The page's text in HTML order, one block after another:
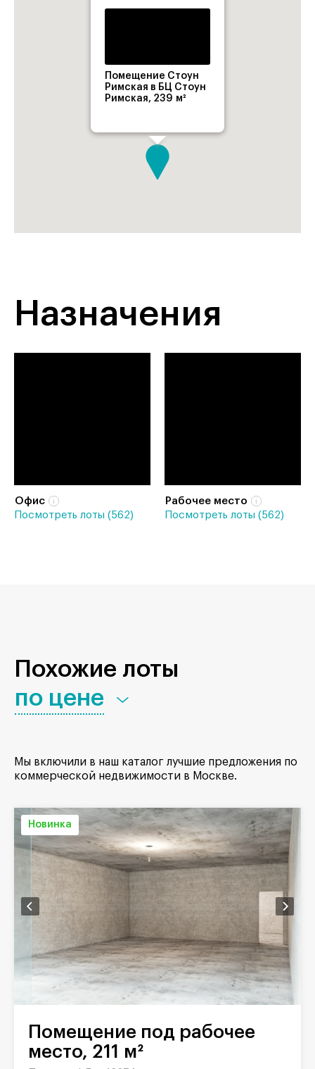
Помещение Стоун
Римская в БЦ Стоун
Римская, 239 м²
Назначения
Офис
Посмотреть лоты (562)
Рабочее место
Посмотреть лоты (562)
Похожие лоты
по цене
Мы включили в наш каталог лучшие предложения по
коммерческой недвижимости в Москве.
Новинка
Помещение под рабочее
место, 211 м²